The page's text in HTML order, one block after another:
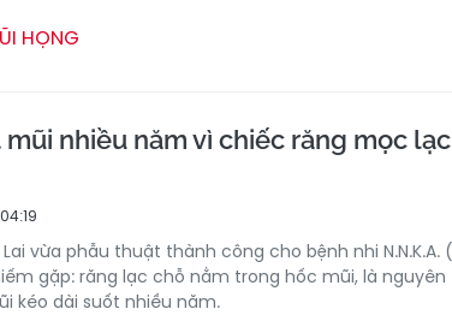
HỌNG
nhiều năm vì chiếc răng mọc lạc
vừa phẫu thuật thành công cho bệnh nhi N.N.K.A.
gặp: răng lạc chỗ nằm trong hốc mũi, là nguyên
kéo dài suốt nhiều năm.